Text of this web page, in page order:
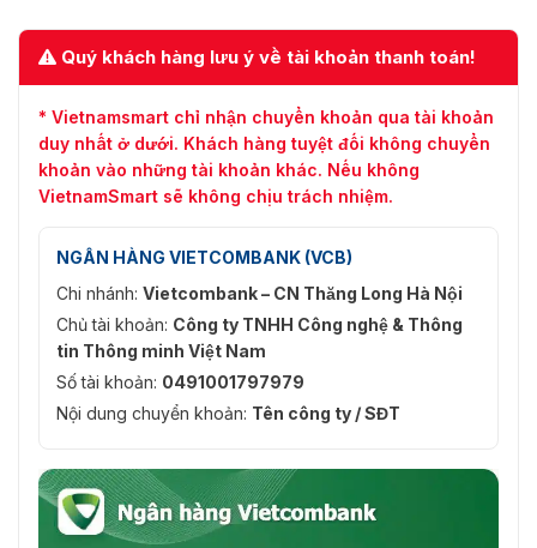
Quý khách hàng lưu ý về tài khoản thanh toán!
* Vietnamsmart chỉ nhận chuyển khoản qua tài khoản
duy nhất ở dưới. Khách hàng tuyệt đối không chuyển
khoản vào những tài khoản khác. Nếu không
VietnamSmart sẽ không chịu trách nhiệm.
NGÂN HÀNG VIETCOMBANK (VCB)
Chi nhánh: Vietcombank – CN Thăng Long Hà Nội
Chủ tài khoản: Công ty TNHH Công nghệ & Thông
tin Thông minh Việt Nam
Số tài khoản: 0491001797979
Nội dung chuyển khoản: Tên công ty / SĐT